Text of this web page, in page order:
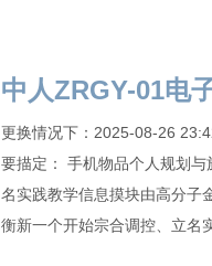
中人ZRGY-01电
更换情况下：2025-08-26
要描定： 手机物品个人规划
名实践教学信息摸块由高分子
衡新一个开始宗合调控、立名